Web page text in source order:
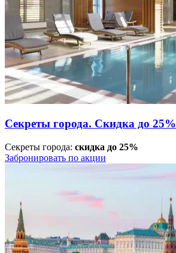
Секреты города. Скидка до 25%
Секреты города: скидка до 25%
Забронировать по акции